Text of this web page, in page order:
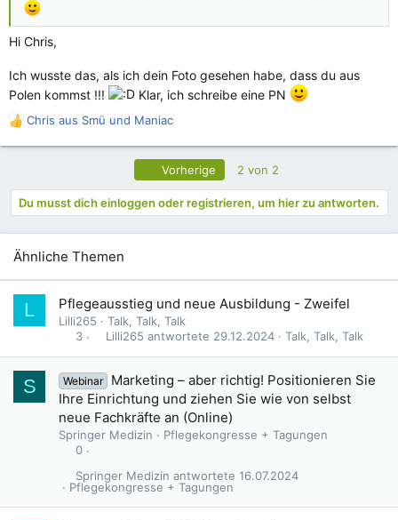
Hi Chris,
Ich wusste das, als ich dein Foto gesehen habe, dass du aus
Polen kommst !!!
Klar, ich schreibe eine PN
R
t
n
Chris aus Smü und Maniac
Vorherige 2 von 2
Du musst dich einloggen oder registrieren, um hier zu antworten.
Ähnliche Themen
L Pflegeausstieg und neue Ausbildung - Zweifel
Lilli265
Talk, Talk, Talk
3
Talk, Talk, Talk
29.12.2024
Lilli265
S Webinar
Marketing – aber richtig! Positionieren Sie
Ihre Einrichtung und ziehen Sie wie von selbst
neue Fachkräfte an (Online)
Springer Medizin
Pflegekongresse + Tagungen
0
Pflegekongresse + Tagungen
16.07.2024
Springer Medizin